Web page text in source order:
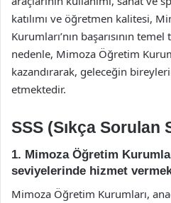
katılımı ve öğretmen kalitesi,
Kurumları’nın başarısının
nedenle, Mimoza Öğretim
kazandırarak, geleceğin
etmektedir.
SSS (Sıkça Sorulan
1. Mimoza Öğretim
seviyelerinde hizmet
Mimoza Öğretim Kurumları,